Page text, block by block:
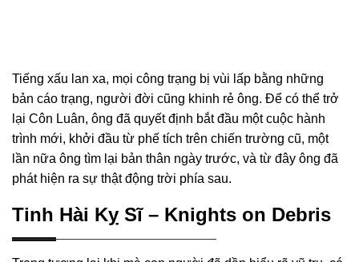
Tiếng xấu lan xa, mọi công trạng bị vùi lấp bằng những
bản cáo trạng, người đời cũng khinh rẻ ông. Để có thể trở
lại Côn Luân, ông đã quyết định bắt đầu một cuộc hành
trình mới, khởi đầu từ phế tích trên chiến trường cũ, một
lần nữa ông tìm lại bản thân ngày trước, và từ đây ông đã
phát hiện ra sự thật động trời phía sau.
Tinh Hài Kỵ Sĩ – Knights on Debris